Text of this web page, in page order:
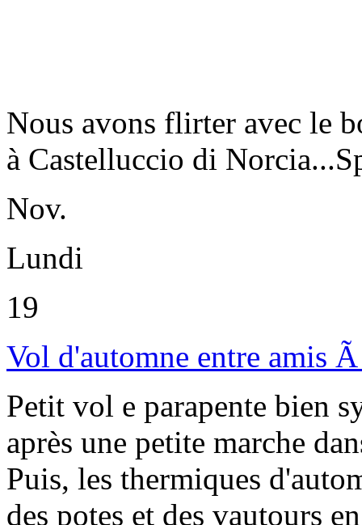
Nous avons flirter avec le
à Castelluccio di
Nov.
Lundi
19
Vol d'automne entre amis
Petit vol e parapente bien
après une petite marche
Puis, les thermiques
des potes et des vautours